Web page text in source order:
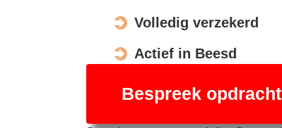
Volledig verzekerd
Actief in Beesd
Bespreek opdracht